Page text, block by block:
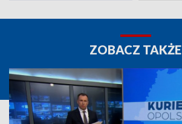
ZOBACZ TAKŻE